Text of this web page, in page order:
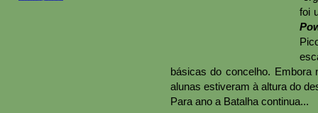
foi
básicas do concelho.
alunas estiveram à altura do
Para ano a Batalha continua...